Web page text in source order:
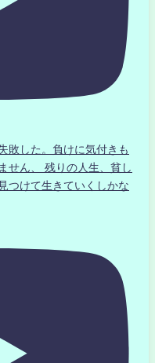
敗した。負けに気付きも
せん、 残りの人生、貧し
つけて生きていくしかな